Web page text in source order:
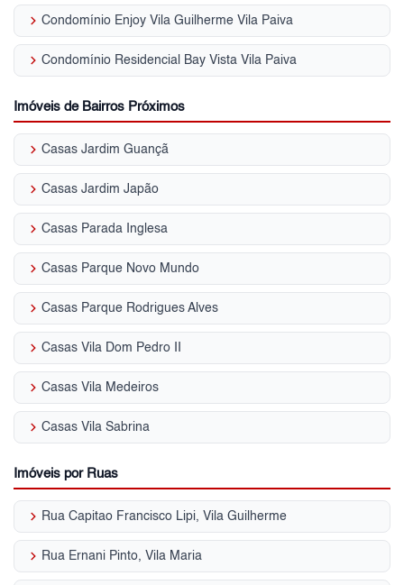
keyboard_arrow_right Condomínio Enjoy Vila Guilherme Vila Paiva
keyboard_arrow_right Condomínio Residencial Bay Vista Vila Paiva
Imóveis de Bairros Próximos
keyboard_arrow_right Casas Jardim Guançã
keyboard_arrow_right Casas Jardim Japão
keyboard_arrow_right Casas Parada Inglesa
keyboard_arrow_right Casas Parque Novo Mundo
keyboard_arrow_right Casas Parque Rodrigues Alves
keyboard_arrow_right Casas Vila Dom Pedro II
keyboard_arrow_right Casas Vila Medeiros
keyboard_arrow_right Casas Vila Sabrina
Imóveis por Ruas
keyboard_arrow_right Rua Capitao Francisco Lipi, Vila Guilherme
keyboard_arrow_right Rua Ernani Pinto, Vila Maria